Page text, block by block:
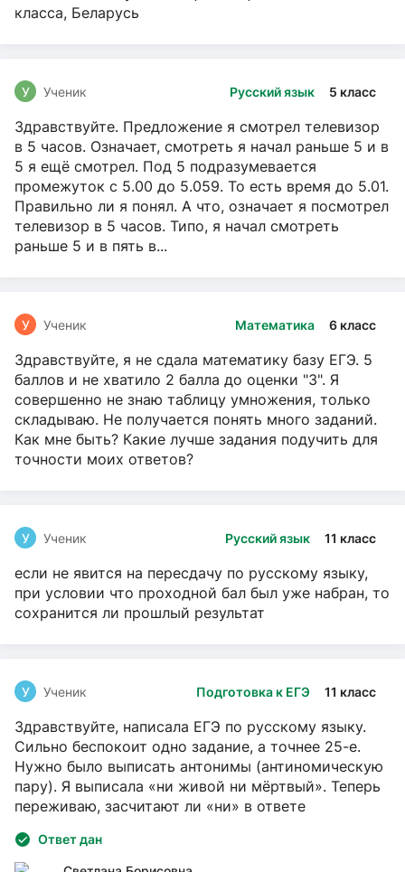
класса, Беларусь
Русский язык 5 класс
У Ученик
Здравствуйте. Предложение я смотрел телевизор
в 5 часов. Означает, смотреть я начал раньше 5 и в
5 я ещё смотрел. Под 5 подразумевается
промежуток с 5.00 до 5.059. То есть время до 5.01.
Правильно ли я понял. А что, означает я посмотрел
телевизор в 5 часов. Типо, я начал смотреть
раньше 5 и в пять в...
Математика 6 класс
У Ученик
Здравствуйте, я не сдала математику базу ЕГЭ. 5
баллов и не хватило 2 балла до оценки "3". Я
совершенно не знаю таблицу умножения, только
складываю. Не получается понять много заданий.
Как мне быть? Какие лучше задания подучить для
точности моих ответов?
Русский язык 11 класс
У Ученик
если не явится на пересдачу по русскому языку,
при условии что проходной бал был уже набран, то
сохранится ли прошлый результат
Подготовка к ЕГЭ 11 класс
У Ученик
Здравствуйте, написала ЕГЭ по русскому языку.
Сильно беспокоит одно задание, а точнее 25-е.
Нужно было выписать антонимы (антиномическую
пару). Я выписала «ни живой ни мёртвый». Теперь
переживаю, засчитают ли «ни» в ответе
Ответ дан